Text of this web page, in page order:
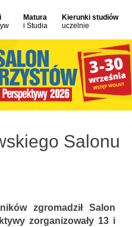
Matura
i Studia
Kierunki studiów
uczelnie
Salonu
zgromadził Salon
zorganizowały 13 i